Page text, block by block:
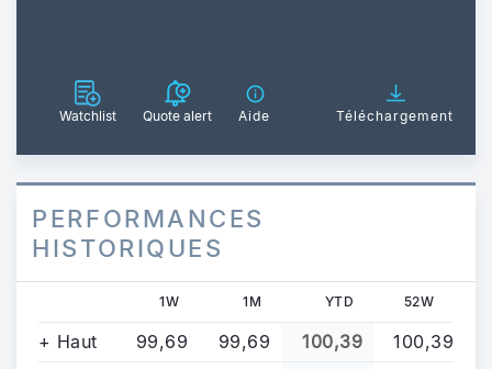
Watchlist Quote alert Aide Téléchargement
PERFORMANCES
HISTORIQUES
1W 1M YTD 52W
+ Haut 99,69 99,69 100,39
100,39